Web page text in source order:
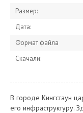
Размер:
Дата:
Формат файла
Скачали:
В городе Кингстаун
его инфраструктуру.